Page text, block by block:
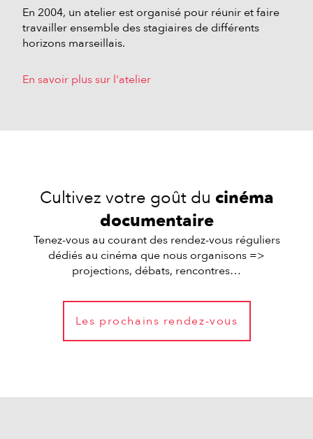
En 2004, un atelier est organisé pour réunir et faire
travailler ensemble des stagiaires de différents
horizons marseillais.
En savoir plus sur l'atelier
Cultivez votre goût du cinéma
documentaire
Tenez-vous au courant des rendez-vous réguliers
dédiés au cinéma que nous organisons =>
projections, débats, rencontres…
Les prochains rendez-vous